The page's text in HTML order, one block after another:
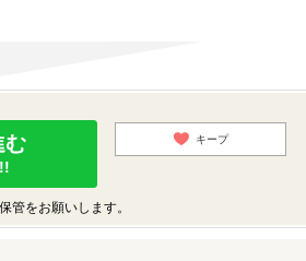
む キープ
管をお願いします。